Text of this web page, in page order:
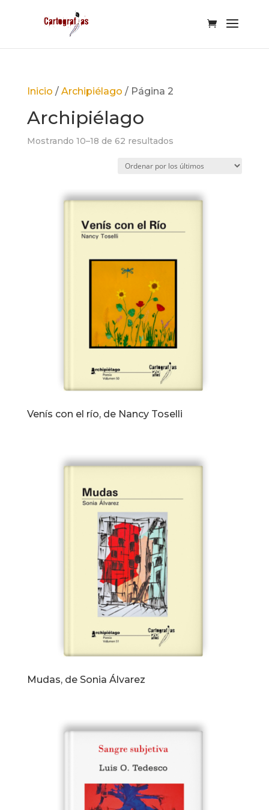
Inicio / Archipiélago / Página 2
Archipiélago
Mostrando 10–18 de 62 resultadosOrdenado
Venís con el río, de Nancy Toselli
Mudas, de Sonia Álvarez